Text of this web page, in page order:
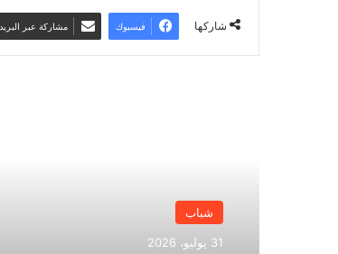
شاركها فيسبوك مشاركة عبر البريد
شباب
31 يوليو، 2026